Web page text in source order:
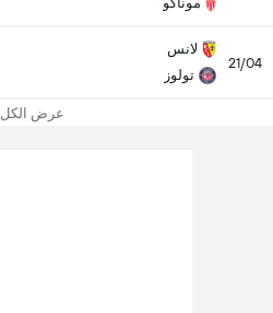
21/04
لانس
تولوز
عرض الكل